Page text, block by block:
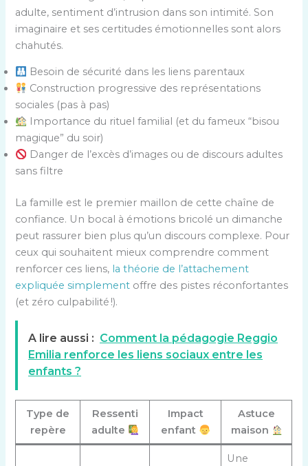
adulte, sentiment d’intrusion dans son intimité. Son
imaginaire et ses certitudes émotionnelles sont alors
chahutés.
Besoin de sécurité dans les liens parentaux
Construction progressive des représentations
sociales (pas à pas)
Importance du rituel familial (et du fameux “bisou
magique” du soir)
Danger de l’excès d’images ou de discours adultes
sans filtre
La famille est le premier maillon de cette chaîne de
confiance. Un bocal à émotions bricolé un dimanche
peut rassurer bien plus qu’un discours complexe. Pour
ceux qui souhaitent mieux comprendre comment
renforcer ces liens, la théorie de l’attachement
expliquée simplement offre des pistes réconfortantes
(et zéro culpabilité !).
A lire aussi : Comment la pédagogie Reggio
Emilia renforce les liens sociaux entre les
enfants ?
Type de
repère
Ressenti
adulte
Impact
enfant
Astuce
maison
Une